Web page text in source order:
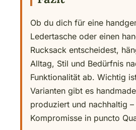
Ob du dich für eine
Ledertasche oder einen
Rucksack entscheidest,
Alltag, Stil und Bedürfnis
Funktionalität ab. Wichtig
Varianten gibt es
produziert und nachhaltig
Kompromisse in puncto